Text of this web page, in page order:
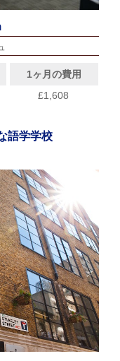
1ヶ月の費用
£1,608
語学学校